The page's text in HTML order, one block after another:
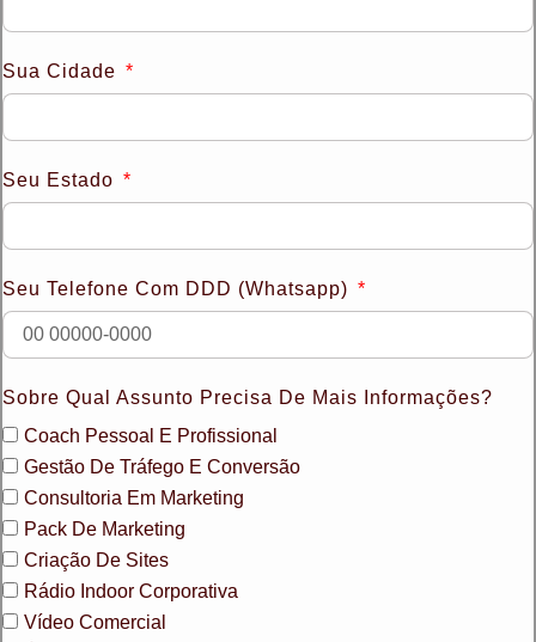
Sua Cidade
Seu Estado
Seu Telefone Com DDD (whatsapp)
Sobre Qual Assunto Precisa De Mais Informações?
Coach Pessoal E Profissional
Gestão De Tráfego E Conversão
Consultoria Em Marketing
Pack De Marketing
Criação De Sites
Rádio Indoor Corporativa
Vídeo Comercial